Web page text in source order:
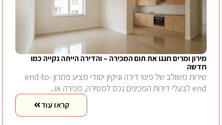
מירון ומרים חגגו את תום המכירה – והדירה הייתה נקייה כמו
חדשה
שירות משולב של פינוי דירה וניקיון יסודי מציע פתרון end-to-
end לבעלי דירות המכינים נכס למסירה, מכירה או..
קראו עוד